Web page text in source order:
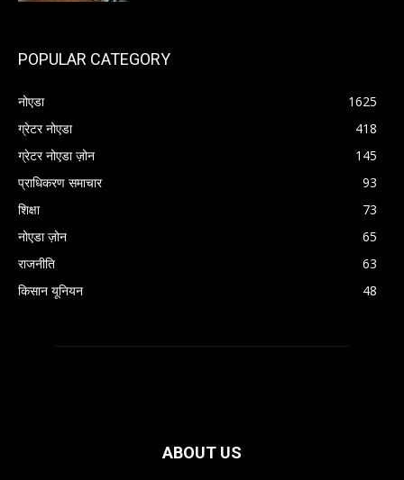
POPULAR CATEGORY
नोएडा
1625
ग्रेटर नोएडा
418
ग्रेटर नोएडा ज़ोन
145
प्राधिकरण समाचार
93
शिक्षा
73
नोएडा ज़ोन
65
राजनीति
63
किसान यूनियन
48
ABOUT US